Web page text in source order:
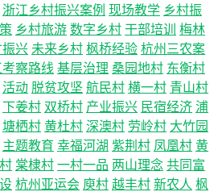
浙江乡村振兴案例 现场教学 乡村振
乡村旅游 数字乡村 干部培训
梅林
振兴 未来乡村 枫桥经验 杭州三农案
考察路线 基层治理 桑园地村 东衡村
活动 脱贫攻坚 航民村 横一村 青山村
下姜村 双桥村 产业振兴 民宿经济 浦
塘栖村 黄杜村 深澳村 劳岭村 大竹园
主题教育 幸福河湖 紫荆村 凤凰村 黄
棠棣村 一村一品 两山理念 共同富
杭州亚运会 庾村 越丰村 新农人 枫